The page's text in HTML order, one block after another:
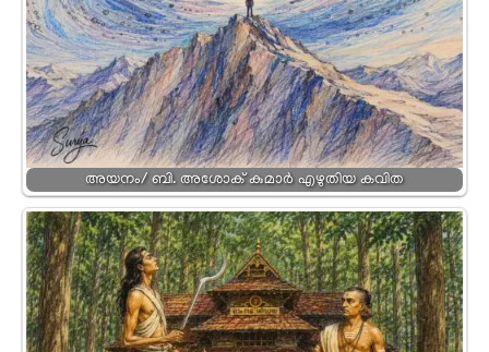
അയനം/ ബി. അശോക് കുമാർ എഴുതിയ കവിത